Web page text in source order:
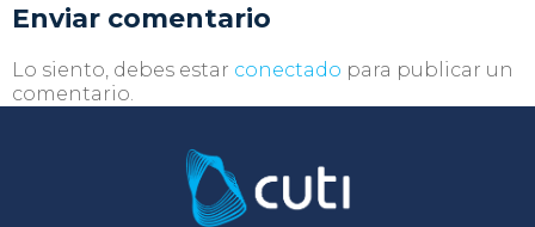
Enviar comentario
Lo siento, debes estar conectado para publicar un
comentario.